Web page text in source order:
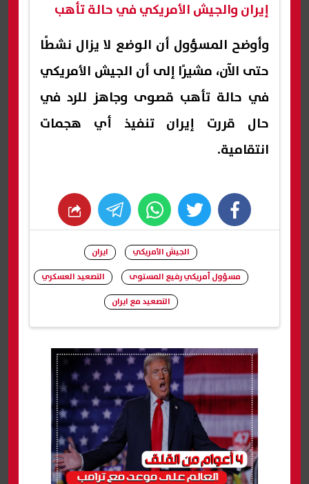
إيران والجيش الأمريكي في حالة تأهب
وأوضح المسؤول أن الوضع لا يزال نشطًا
حتى الآن، مشيرًا إلى أن الجيش الأمريكي
في حالة تأهب قصوى وجاهز للرد في
حال قررت إيران تنفيذ أي هجمات
انتقامية.
facebook
twitter
whats
الجيش الأمريكي
ايران
مسؤول أمريكي رفيع المستوى
التصعيد العسكري
التصعيد مع ايران